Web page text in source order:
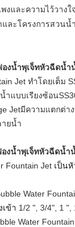
และความไว้วาง
ละโครงการสวนน้ำ
งน้ำพุเจ็ทหัวฉีดน้ำ
Jet ทำโดยเต็ม
ำแบบเรียงซ้อน
Jetมีความแตกต่า
ยน้ำ
งน้ำพุเจ็ทหัวฉีดน้ำ
Fountain Jet เป็น
Water
เข้า 1/2 ", 3/4", 1 ",
Water